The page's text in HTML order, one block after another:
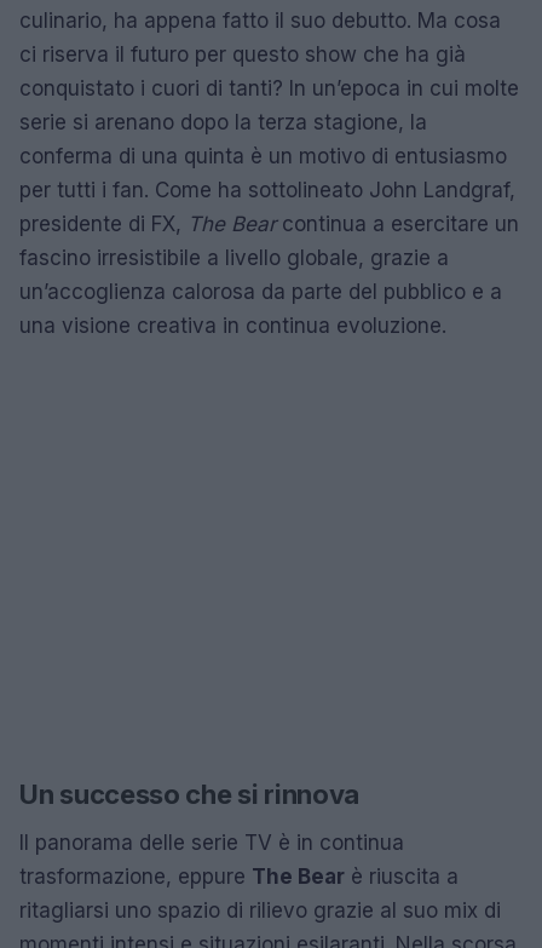
culinario, ha appena fatto il suo debutto. Ma cosa
ci riserva il futuro per questo show che ha già
conquistato i cuori di tanti? In un’epoca in cui molte
serie si arenano dopo la terza stagione, la
conferma di una quinta è un motivo di entusiasmo
per tutti i fan. Come ha sottolineato John Landgraf,
presidente di FX, The Bearcontinua a esercitare un
fascino irresistibile a livello globale, grazie a
un’accoglienza calorosa da parte del pubblico e a
una visione creativa in continua evoluzione.
Un successo che si rinnova
Il panorama delle serie TV è in continua
trasformazione, eppure The Bear è riuscita a
ritagliarsi uno spazio di rilievo grazie al suo mix di